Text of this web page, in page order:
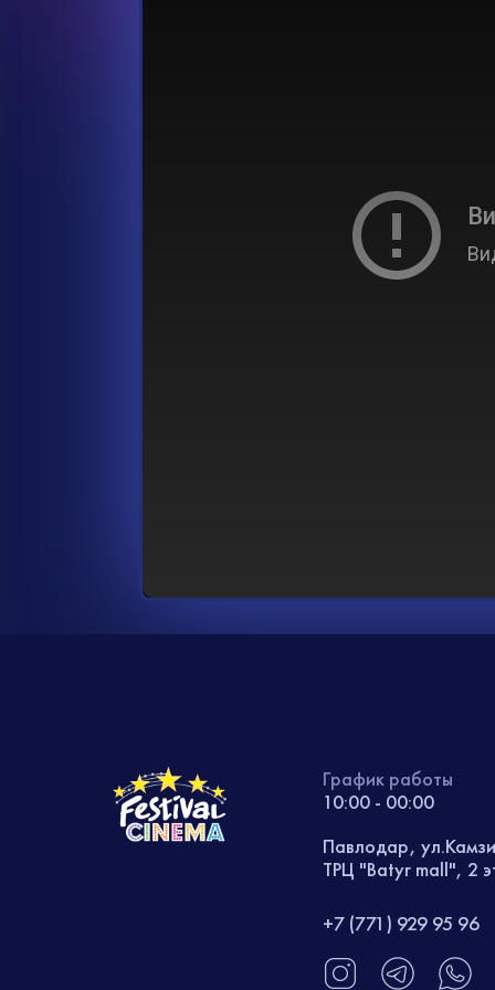
График работы
10:00 - 00:00
Павлодар,
ТРЦ "Batyr mall", 2
+7 (771) 929 95 96